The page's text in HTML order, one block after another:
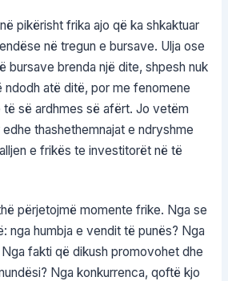
pikërisht frika ajo që ka shkaktuar
në tregun e bursave. Ulja ose
bursave brenda një dite, shpesh nuk
ndodh atë ditë, por me fenomene
së ardhmes së afërt. Jo vetëm
thashethemnajat e ndryshme
e frikës te investitorët në të
përjetojmë momente frike. Nga se
nga humbja e vendit të punës? Nga
fakti që dikush promovohet dhe
Nga konkurrenca, qoftë kjo